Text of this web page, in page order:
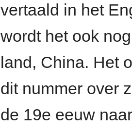
vertaald in het
wordt het ook
land, China. Het
dit nummer over
de 19e eeuw